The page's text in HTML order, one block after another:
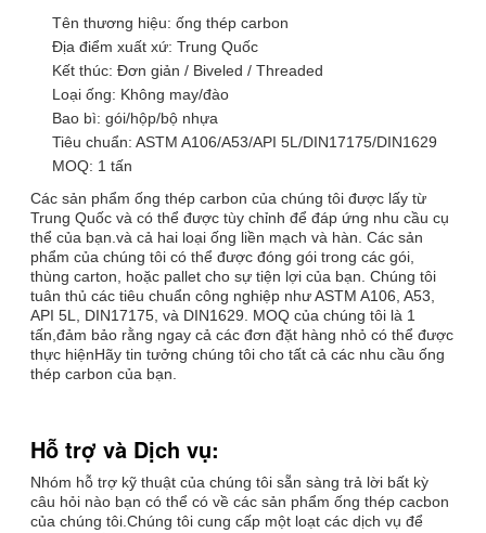
Tên thương hiệu: ống thép carbon
Địa điểm xuất xứ: Trung Quốc
Kết thúc: Đơn giản / Biveled / Threaded
Loại ống: Không may/đào
Bao bì: gói/hộp/bộ nhựa
Tiêu chuẩn: ASTM A106/A53/API 5L/DIN17175/DIN1629
MOQ: 1 tấn
Các sản phẩm ống thép carbon của chúng tôi được lấy từ
Trung Quốc và có thể được tùy chỉnh để đáp ứng nhu cầu cụ
thể của bạn.và cả hai loại ống liền mạch và hàn. Các sản
phẩm của chúng tôi có thể được đóng gói trong các gói,
thùng carton, hoặc pallet cho sự tiện lợi của bạn. Chúng tôi
tuân thủ các tiêu chuẩn công nghiệp như ASTM A106, A53,
API 5L, DIN17175, và DIN1629. MOQ của chúng tôi là 1
tấn,đảm bảo rằng ngay cả các đơn đặt hàng nhỏ có thể được
thực hiệnHãy tin tưởng chúng tôi cho tất cả các nhu cầu ống
thép carbon của bạn.
Hỗ trợ và Dịch vụ:
Nhóm hỗ trợ kỹ thuật của chúng tôi sẵn sàng trả lời bất kỳ
câu hỏi nào bạn có thể có về các sản phẩm ống thép cacbon
của chúng tôi.Chúng tôi cung cấp một loạt các dịch vụ để